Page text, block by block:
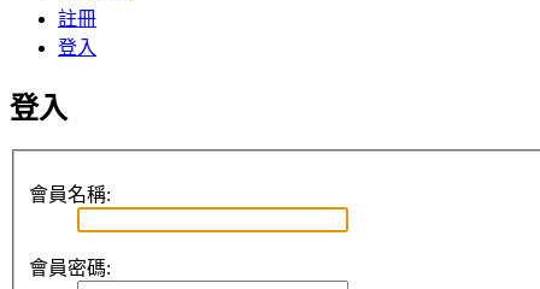
註冊
登入
登入
會員名稱:
會員密碼: